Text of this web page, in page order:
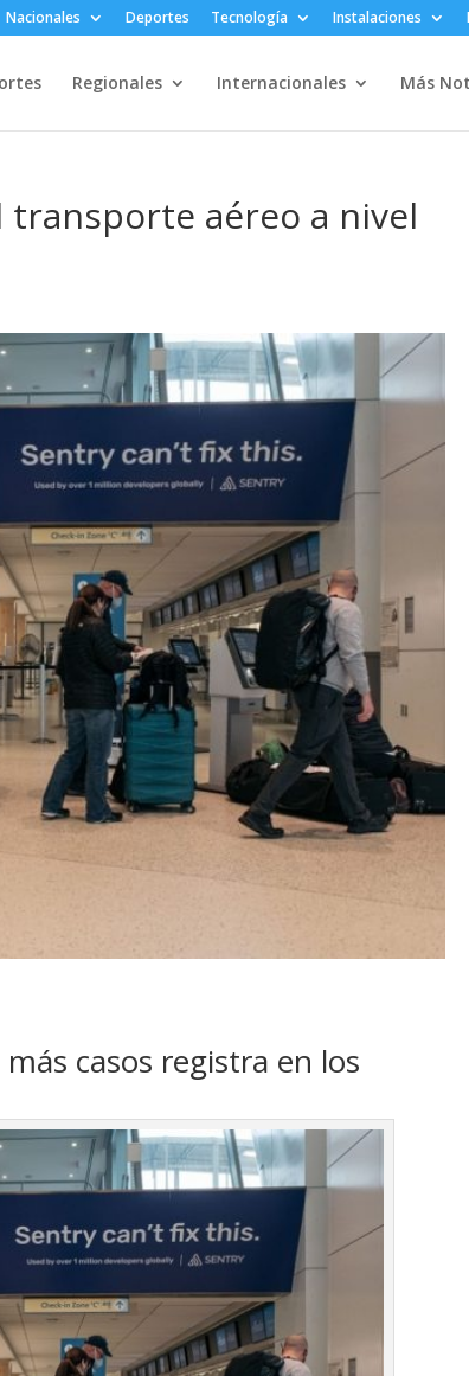
Nacionales Deportes Tecnología Instalaciones
Regionales Internacionales Más
transporte aéreo a nivel
casos registra en los